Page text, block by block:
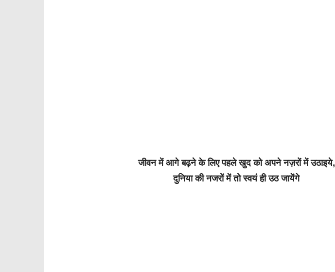
जीवन में आगे बढ़ने के लिए पहले खुद को अपने नज़रों में उठाइये,
दुनिया की नजरों में तो स्वयं ही उठ जायेंगे